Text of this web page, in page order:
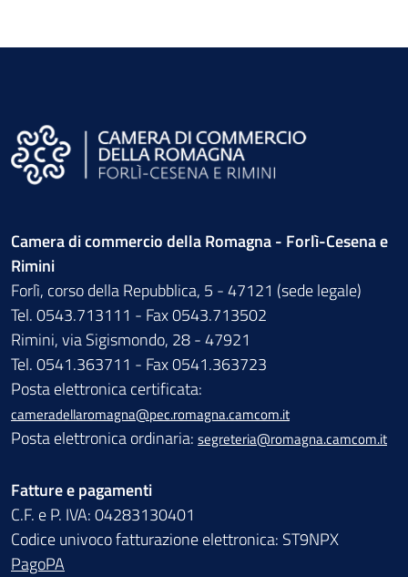
Camera di commercio della Romagna - Forlì-Cesena e
Rimini
Forlì, corso della Repubblica, 5 - 47121 (sede legale)
Tel. 0543.713111 - Fax 0543.713502
Rimini, via Sigismondo, 28 - 47921
Tel. 0541.363711 - Fax 0541.363723
Posta elettronica certificata:
cameradellaromagna@pec.romagna.camcom.it
Posta elettronica ordinaria: segreteria@romagna.camcom.it
Fatture e pagamenti
C.F. e P. IVA: 04283130401
Codice univoco fatturazione elettronica: ST9NPX
PagoPA